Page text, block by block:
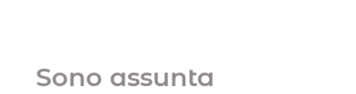
Sono assunta